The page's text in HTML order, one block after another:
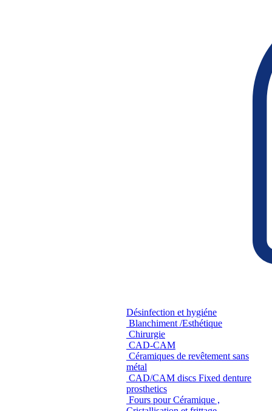
Désinfection et hygiéne
Blanchiment /Esthétique
Chirurgie
CAD-CAM
Céramiques de revêtement sans
métal
CAD/CAM discs Fixed denture
prosthetics
Fours pour Céramique ,